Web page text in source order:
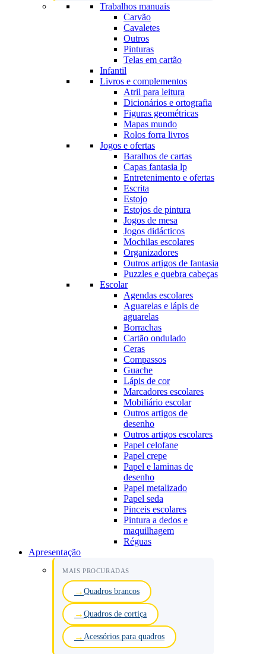
Trabalhos manuais
Carvão
Cavaletes
Outros
Pinturas
Telas em cartão
Infantil
Livros e complementos
Atril para leitura
Dicionários e ortografia
Figuras geométricas
Mapas mundo
Rolos forra livros
Jogos e ofertas
Baralhos de cartas
Capas fantasia lp
Entretenimento e ofertas
Escrita
Estojo
Estojos de pintura
Jogos de mesa
Jogos didácticos
Mochilas escolares
Organizadores
Outros artigos de fantasia
Puzzles e quebra cabeças
Escolar
Agendas escolares
Aguarelas e lápis de
aguarelas
Borrachas
Cartão ondulado
Ceras
Compassos
Guache
Lápis de cor
Marcadores escolares
Mobiliário escolar
Outros artigos de
desenho
Outros artigos escolares
Papel celofane
Papel crepe
Papel e laminas de
desenho
Papel metalizado
Papel seda
Pinceis escolares
Pintura a dedos e
maquilhagem
Réguas
Apresentação
MAIS PROCURADAS
Quadros brancos
Quadros de cortiça
Acessórios para quadros